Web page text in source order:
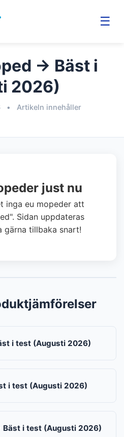
☰
→ Bäst i
2026)
•
Artikeln innehåller
just nu
inga eu mopeder att
Sidan uppdateras
tillbaka snart!
i test (Augusti 2026)
i test (Augusti 2026)
i test (Augusti 2026)